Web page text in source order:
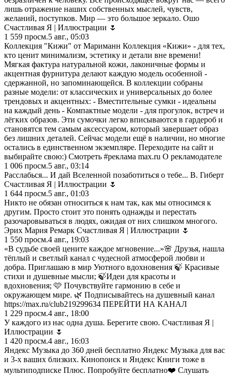
лишь отражение наших собственных мыслей, чувств,
желаний, поступков. Мир — это большое зеркало. Ошо
Счастливая Я | Иллюстрации 🌷
1 559 просм.5 авг., 05:03
Коллекция "Кижи" от Мариманн Коллекция «Кижи» - для тех,
кто ценит минимализм, эстетику и детали вне времени!
Мягкая фактура натуральной кожи, лаконичные формы и
акцентная фурнитура делают каждую модель особенной -
сдержанной, но запоминающейся. В коллекции собраны
разные модели: от классических и универсальных до более
трендовых и акцентных: - Вместительные сумки - идеальны
на каждый день - Компактные модели - для прогулок, встреч и
лёгких образов. Эти сумочки легко вписываются в гардероб и
становятся тем самым аксессуаром, который завершает образ
без лишних деталей. Сейчас модели ещё в наличии, но многие
остались в единственном экземпляре. Переходите на сайт и
выбирайте свою:) Смотреть #реклама max.ru О рекламодателе
1 006 просм.5 авг., 03:14
Расслабься... И дай Вселенной позаботиться о тебе... В. Гиберт
Счастливая Я | Иллюстрации 🌷
1 644 просм.5 авг., 01:03
Никто не обязан относиться к нам так, как мы относимся к
другим. Просто стоит это понять однажды и перестать
разочаровываться в людях, ожидая от них слишком многого.
Эрих Мария Ремарк Счастливая Я | Иллюстрации 🌷
1 550 просм.4 авг., 19:03
«В судьбе своей цените каждое мгновение...»🌸 Друзья, нашла
тёплый и светлый канал с чудесной атмосферой любви и
добра. Приглашаю в мир Уютного вдохновения 🍃 Красивые
стихи и душевные мысли; 🍃Идеи для красоты и
вдохновения; 🩷 Почувствуйте гармонию в себе и
окружающем мире. 🌿 Подписывайтесь на душевный канал
https://max.ru/club219299634 ПЕРЕЙТИ НА КАНАЛ
1 229 просм.4 авг., 18:00
У каждого из нас одна душа. Берегите свою. Счастливая Я |
Иллюстрации 🌷
1 420 просм.4 авг., 16:03
Яндекс Музыка до 360 дней бесплатно Яндекс Музыка для вас
и 3-х ваших близких. Кинопоиск и Яндекс Книги тоже в
мультиподписке Плюс. Попробуйте бесплатно❤️ Слушать